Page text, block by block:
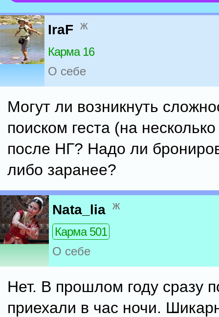
IraF ж
Карма 16
О себе
Могут ли возникнуть
поиском геста (на
после НГ? Надо ли
либо заранее?
Nata_lia ж
Карма 501
О себе
Нет. В прошлом году сразу
приехали в час ночи.